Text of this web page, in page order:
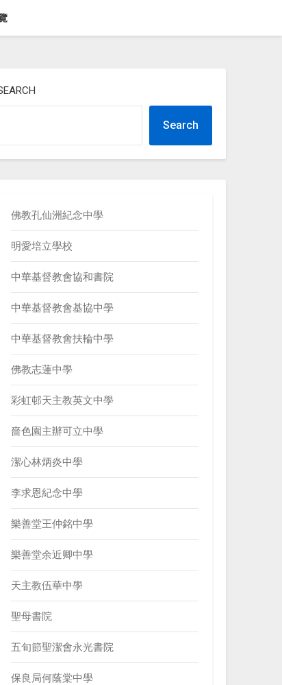
Search
佛教孔仙洲紀念中學
明愛培立學校
中華基督教會協和書院
中華基督教會基協中學
中華基督教會扶輪中學
佛教志蓮中學
彩虹邨天主教英文中學
嗇色園主辦可立中學
潔心林炳炎中學
李求恩紀念中學
樂善堂王仲銘中學
樂善堂余近卿中學
天主教伍華中學
聖母書院
五旬節聖潔會永光書院
保良局何蔭棠中學